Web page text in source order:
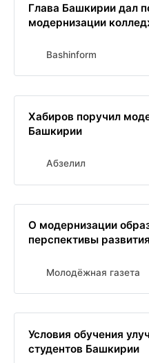
Глава Башкирии дал
модернизации
Bashinform
Хабиров поручил
Башкирии
Абзелил
О модернизации
перспективы
Молодёжная газета
Условия обучения
студентов Башкирии